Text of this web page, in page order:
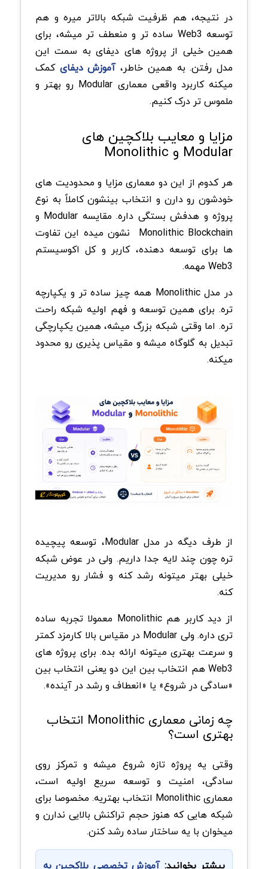
در نتیجه، هم ظرفیت شبکه بالاتر میره و هم
توسعه Web3 ساده تر و منعطف تر میشه، برای
همین خیلی از پروژه های دیفای به سمت این
مدل رفتن. به همین خاطر،آموزش دیفای کمک
میکنه کاربرد واقعی معماری Modular رو بهتر و
ملموس تر درک کنیم.
مزایا و معایب بلاکچین های
Modular و Monolithic
هر کدوم از این دو معماری مزایا و محدودیت های
خودشون رو دارن و انتخاب بینشون کاملاً به نوع
پروژه و هدفش بستگی داره. مقایسه Modular و
Monolithic Blockchain نشون میده این تفاوت
ها برای توسعه دهنده، کاربر و کل اکوسیستم
Web3 مهمه.
در مدل Monolithic همه چیز ساده تر و یکپارچه
تره. برای همین توسعه و فهم اولیه شبکه راحت
تره. اما وقتی شبکه بزرگ میشه، همین یکپارچگی
تبدیل به گلوگاه میشه و مقیاس پذیری رو محدود
میکنه.
از طرف دیگه در مدل Modular، توسعه پیچیده
تره چون چند لایه جدا داریم. ولی در عوض شبکه
خیلی بهتر میتونه رشد کنه و فشار رو مدیریت
کنه.
از دید کاربر هم Monolithic معمولا تجربه ساده
تری داره. ولی Modular در مقیاس بالا کارمزد کمتر
و سرعت بهتری میتونه ارائه بده. برای پروژه های
Web3 هم انتخاب بین این دو یعنی انتخاب بین
«سادگی در شروع» یا «انعطاف و رشد در آینده».
چه زمانی معماری Monolithic انتخاب
بهتری است؟
وقتی یه پروژه تازه شروع میشه و تمرکز روی
سادگی، امنیت و توسعه سریع اولیه است،
معماری Monolithic انتخاب بهتریه. مخصوصا برای
شبکه هایی که هنوز حجم تراکنش بالایی ندارن و
میخوان با یه ساختار ساده رشد کنن.
بیشتر بخوانید:آموزش تخصصی بلاکچین به